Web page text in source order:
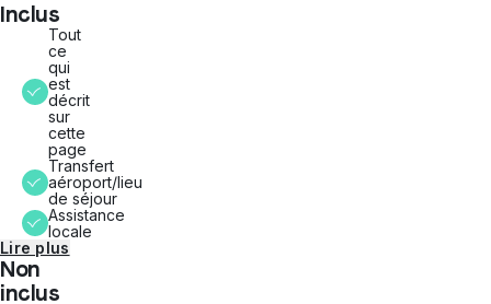
Inclus
Tout
ce
qui
est
décrit
sur
cette
page
Transfert
aéroport/lieu
de séjour
Assistance
locale
Lire plus
Non
inclus